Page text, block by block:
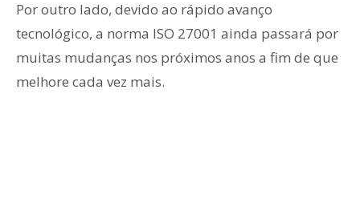
Por outro lado, devido ao rápido avanço
tecnológico, a norma ISO 27001 ainda passará por
muitas mudanças nos próximos anos a fim de que
melhore cada vez mais.